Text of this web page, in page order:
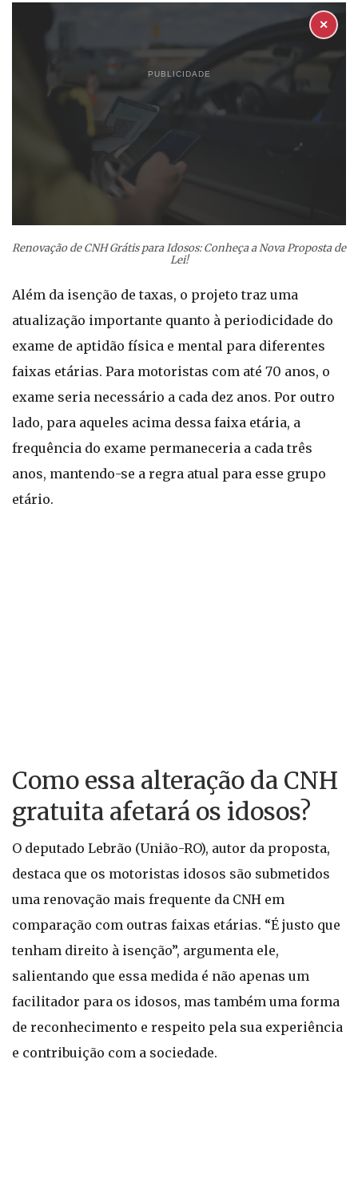
PUBLICIDADE
✕
Renovação de CNH Grátis para Idosos: Conheça a Nova Proposta de
Lei!
Além da isenção de taxas, o projeto traz uma
atualização importante quanto à periodicidade do
exame de aptidão física e mental para diferentes
faixas etárias. Para motoristas com até 70 anos, o
exame seria necessário a cada dez anos. Por outro
lado, para aqueles acima dessa faixa etária, a
frequência do exame permaneceria a cada três
anos, mantendo-se a regra atual para esse grupo
etário.
Como essa alteração da CNH
gratuita afetará os idosos?
O deputado Lebrão (União-RO), autor da proposta,
destaca que os motoristas idosos são submetidos
uma renovação mais frequente da CNH em
comparação com outras faixas etárias. “É justo que
tenham direito à isenção”, argumenta ele,
salientando que essa medida é não apenas um
facilitador para os idosos, mas também uma forma
de reconhecimento e respeito pela sua experiência
e contribuição com a sociedade.